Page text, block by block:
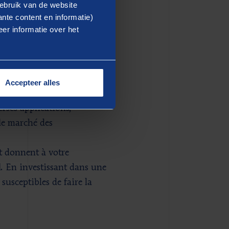
van de website
content en informatie)
informatie over het
Accepteer alles
dans votre secteur,
applications,
marché des
donnent à votre
En investissant dans une
de faire la